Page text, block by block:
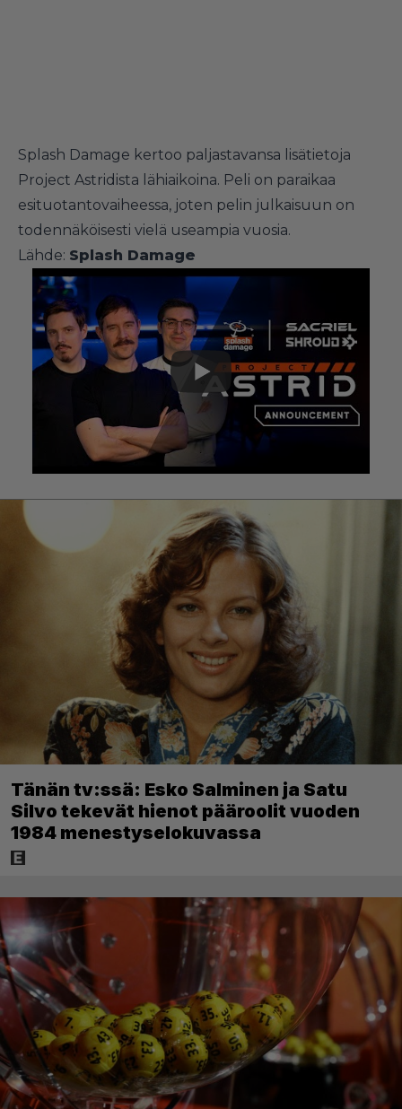
Splash Damage kertoo paljastavansa lisätietoja
Project Astridista lähiaikoina. Peli on paraikaa
esituotantovaiheessa, joten pelin julkaisuun on
todennäköisesti vielä useampia vuosia.
Lähde: Splash Damage
Tänän tv:ssä: Esko Salminen ja Satu
Silvo tekevät hienot pääroolit vuoden
1984 menestyselokuvassa